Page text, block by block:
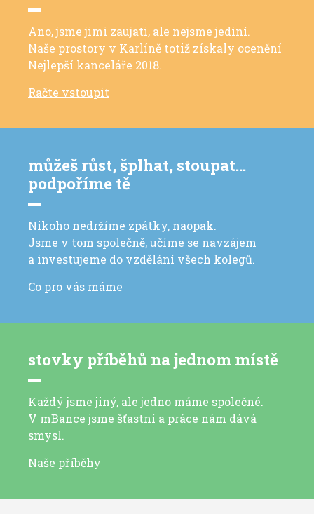
Ano, jsme jimi zaujati, ale nejsme jediní.
Naše prostory v Karlíně totiž získaly ocenění
Nejlepší kanceláře 2018.
Račte vstoupit
můžeš růst, šplhat, stoupat…
podpoříme tě
Nikoho nedržíme zpátky, naopak.
Jsme v tom společně, učíme se navzájem
a investujeme do vzdělání všech kolegů.
Co pro vás máme
stovky příběhů na jednom místě
Každý jsme jiný, ale jedno máme společné.
V mBance jsme šťastní a práce nám dává
smysl.
Naše příběhy